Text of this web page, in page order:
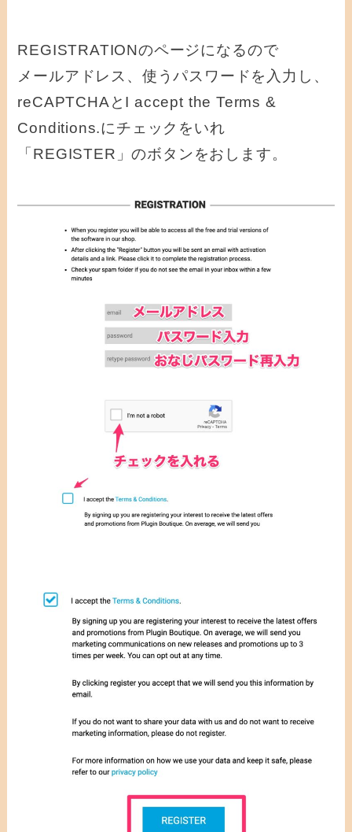
REGISTRATIONのページになるので
メールアドレス、使うパスワードを入力し、
reCAPTCHAとI accept the Terms &
Conditions.にチェックをいれ
「REGISTER」のボタンをおします。